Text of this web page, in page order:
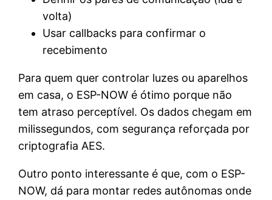
volta)
Usar callbacks para confirmar o
recebimento
Para quem quer controlar luzes ou aparelhos
em casa, o ESP-NOW é ótimo porque não
tem atraso perceptível. Os dados chegam em
milissegundos, com segurança reforçada por
criptografia AES.
Outro ponto interessante é que, com o ESP-
NOW, dá para montar redes autônomas onde